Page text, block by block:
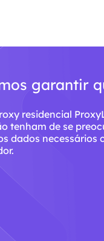
utilizar os
de proxies
escolha para